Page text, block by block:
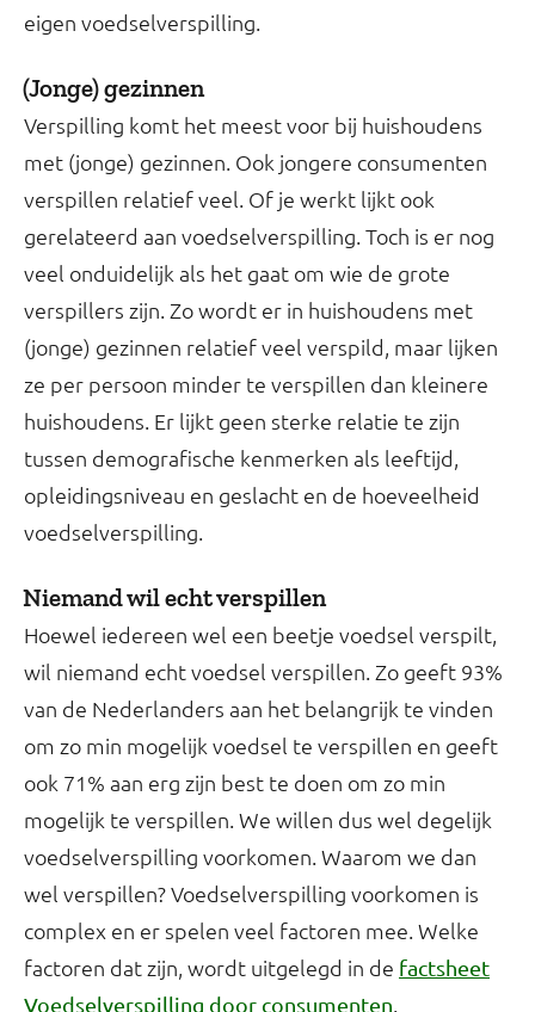
eigen voedselverspilling.
(Jonge) gezinnen
Verspilling komt het meest voor bij huishoudens
met (jonge) gezinnen. Ook jongere consumenten
verspillen relatief veel. Of je werkt lijkt ook
gerelateerd aan voedselverspilling. Toch is er nog
veel onduidelijk als het gaat om wie de grote
verspillers zijn. Zo wordt er in huishoudens met
(jonge) gezinnen relatief veel verspild, maar lijken
ze per persoon minder te verspillen dan kleinere
huishoudens. Er lijkt geen sterke relatie te zijn
tussen demografische kenmerken als leeftijd,
opleidingsniveau en geslacht en de hoeveelheid
voedselverspilling.
Niemand wil echt verspillen
Hoewel iedereen wel een beetje voedsel verspilt,
wil niemand echt voedsel verspillen. Zo geeft 93%
van de Nederlanders aan het belangrijk te vinden
om zo min mogelijk voedsel te verspillen en geeft
ook 71% aan erg zijn best te doen om zo min
mogelijk te verspillen. We willen dus wel degelijk
voedselverspilling voorkomen. Waarom we dan
wel verspillen? Voedselverspilling voorkomen is
complex en er spelen veel factoren mee. Welke
factoren dat zijn, wordt uitgelegd in de factsheet
Voedselverspilling door consumenten.